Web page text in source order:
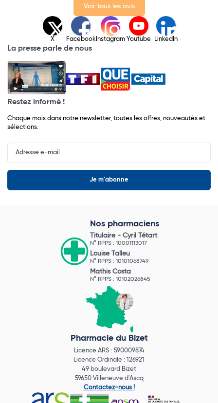
Voir tous les avis
X Facebook Instagram Youtube LinkedIn
La presse parle de nous
Restez informé !
Chaque mois dans notre newsletter, toutes les offres, nouveautés et
sélections.
Input
Newsletter
Nos pharmaciens
Titulaire - Cyril Tétart
N° RPPS : 10001113017
Louise Talleu
N° RPPS : 10101068749
Mathis Costa
N° RPPS : 10102026845
Pharmacie du Bizet
Licence ARS : 590009874
Licence Ordinale : 126921
49 boulevard Bizet
59650 Villeneuve d'Ascq
Contactez-nous !